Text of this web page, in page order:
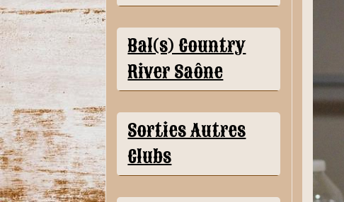
Bal(s) Country
River Saône
Sorties Autres
Clubs